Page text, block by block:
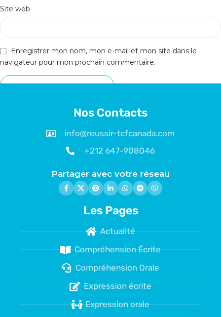
Site web
Enregistrer mon nom, mon e-mail et mon site dans le
navigateur pour mon prochain commentaire.
Nos Contacts
info@reussir-tcfcanada.com
+212 647-908046
Partager avec votre réseau
Les Pages
Actualité
Compréhension Écrite
Compréhension Orale
Expression écrite
Expression orale